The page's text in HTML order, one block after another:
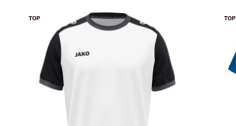
TOP TOP